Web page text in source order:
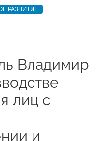
РАЗВИТИЕ
Владимир
лиц с
и